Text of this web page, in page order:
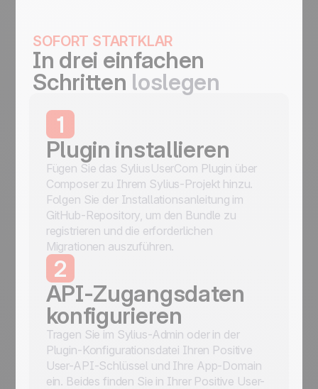
SOFORT STARTKLAR
In drei einfachen
Schritten loslegen
1
Plugin installieren
Fügen Sie das SyliusUserCom Plugin über
Composer zu Ihrem Sylius-Projekt hinzu.
Folgen Sie der Installationsanleitung im
GitHub-Repository, um den Bundle zu
registrieren und die erforderlichen
Migrationen auszuführen.
2
API-Zugangsdaten
konfigurieren
Tragen Sie im Sylius-Admin oder in der
Plugin-Konfigurationsdatei Ihren Positive
User-API-Schlüssel und Ihre App-Domain
ein. Beides finden Sie in Ihrer Positive User-